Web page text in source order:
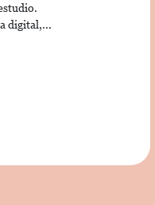
digital,...